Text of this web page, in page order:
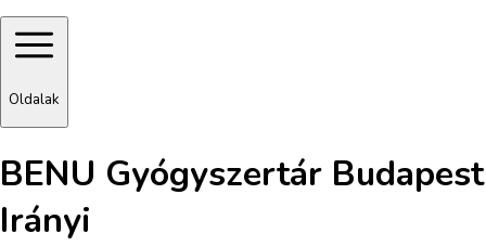
Oldalak
BENU Gyógyszertár Budapest
Irányi